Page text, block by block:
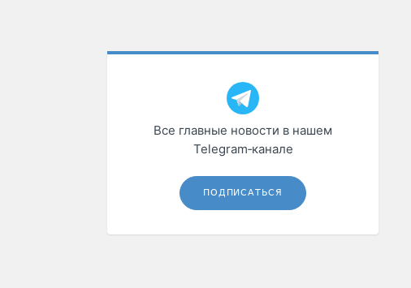
Все главные новости в нашем
Telegram‑канале
ПОДПИСАТЬСЯ